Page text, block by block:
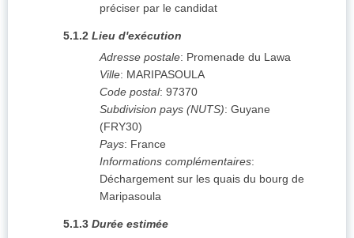
préciser par le candidat
5.1.2 Lieu d'exécution
Adresse postale: Promenade du Lawa
Ville: MARIPASOULA
Code postal: 97370
Subdivision pays (NUTS): Guyane
(FRY30)
Pays: France
Informations complémentaires:
Déchargement sur les quais du bourg de
Maripasoula
5.1.3 Durée estimée